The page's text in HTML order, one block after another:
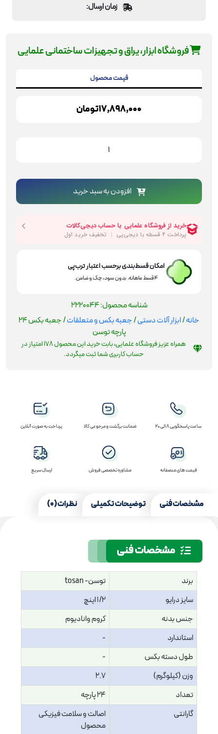
زمان ارسال:
فروشگاه ابزار، یراق و تجهیزات ساختمانی علمایی
قیمت محصول
17,898,000تومان
توسن
عدد
افزودن به سبد خرید
امکان قسط‌بندی برحسب اعتبار ترب‌پی
۴ قسط ماهانه. بدون سود، چک و ضامن.
شناسه محصول:2220044
خانه/ابزار آلات دستی/جعبه بکس و متعلقات
/ جعبه بکس 24
پارچه توسن
همراه عزیز فروشگاه علمایی، بابت خرید این محصول178امتیاز در
حساب کاربری شما ثبت میگردد.
ساعت پاسخگویی 8 الی 20 ضمانت برگشت و مرجوعی کالا پرداخت به صورت آنلاین
قیمت های منصفانه مشاوره تخصصی فروش ارسال سریع
مشخصات فنی توضیحات تکمیلی نظرات (0)
مشخصات فنی
برند
توسن- tosan
سایز درایو
1/2 اینچ
جنس بدنه
کروم وانادیوم
استاندارد
-
طول دسته بکس
-
وزن (کیلوگرم)
2.7
تعداد
24 پارچه
گارانتی
اصالت و سلامت فیزیکی
محصول